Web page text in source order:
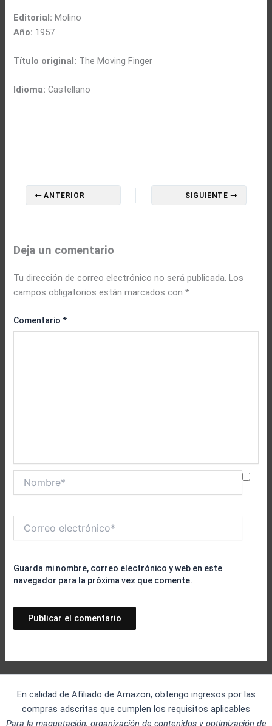
Editorial: Molino
Año: 1957
Título original: The Moving Finger
Idioma: Castellano
ANTERIOR SIGUIENTE
Deja un comentario
Tu dirección de correo electrónico no será publicada. Los
campos obligatorios están marcados con*
Comentario*
electrónico*
Guarda mi nombre, correo electrónico y web en este
navegador para la próxima vez que comente.
En calidad de Afiliado de Amazon, obtengo ingresos por las
compras adscritas que cumplen los requisitos aplicables